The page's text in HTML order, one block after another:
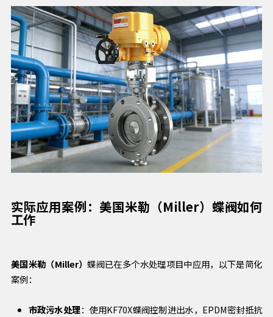
实际应用案例：美国米勒（Miller）蝶阀如何
工作
美国米勒（Miller）蝶阀已在多个水处理项目中应用，以下是简化
案例：
市政污水处理：使用KF70X蝶阀控制进出水，EPDM密封抵抗